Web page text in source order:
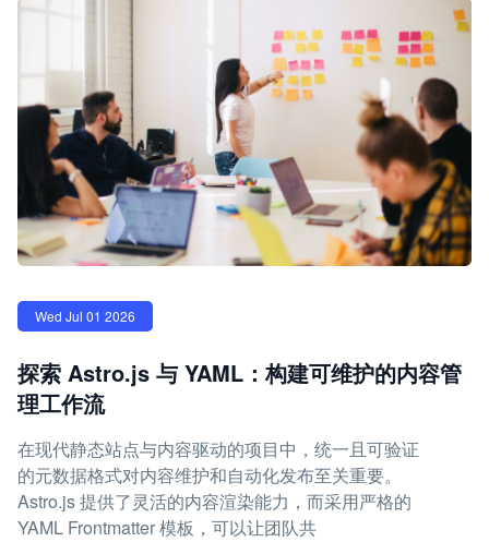
Wed Jul 01 2026
探索 Astro.js 与 YAML：构建可维护的内容管
理工作流
在现代静态站点与内容驱动的项目中，统一且可验证
的元数据格式对内容维护和自动化发布至关重要。
Astro.js 提供了灵活的内容渲染能力，而采用严格的
YAML Frontmatter 模板，可以让团队共